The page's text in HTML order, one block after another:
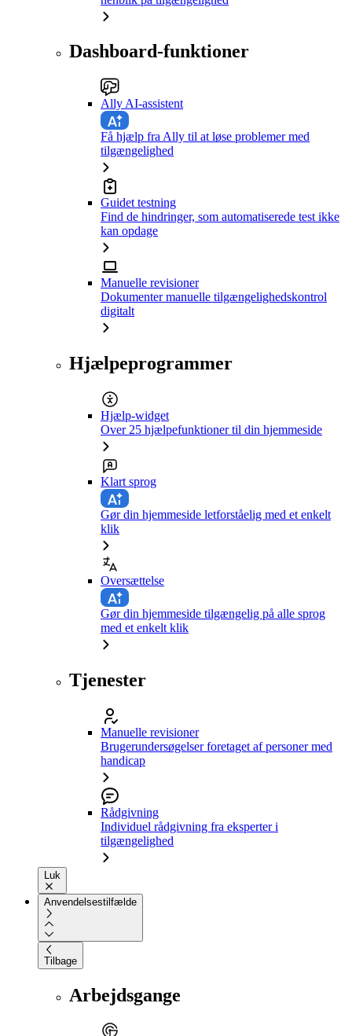
Dashboard-funktioner
Ally AI-assistent
Få hjælp fra Ally til at løse problemer med
tilgængelighed
Guidet testning
Find de hindringer, som automatiserede test ikke
kan opdage
Manuelle revisioner
Dokumenter manuelle tilgængelighedskontrol
digitalt
Hjælpeprogrammer
Hjælp-widget
Over 25 hjælpefunktioner til din hjemmeside
Klart sprog
Gør din hjemmeside letforståelig med et enkelt
klik
Oversættelse
Gør din hjemmeside tilgængelig på alle sprog
med et enkelt klik
Tjenester
Manuelle revisioner
Brugerundersøgelser foretaget af personer med
handicap
Rådgivning
Individuel rådgivning fra eksperter i
tilgængelighed
Luk
Anvendelsestilfælde
Tilbage
Arbejdsgange